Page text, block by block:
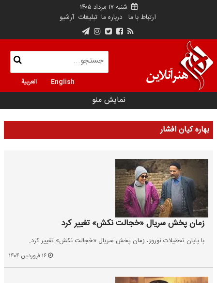
شنبه ۱۷ مرداد ۱۴۰۵
ارتباط با ما درباره ما تبلیغات آرشیو
English العربية
نمایش منو
بهاره کیان افشار
زمان پخش سریال «خجالت نکش» تغییر کرد
با پایان تعطیلات نوروز، زمان پخش سریال «خجالت نکش» تغییر کرد.